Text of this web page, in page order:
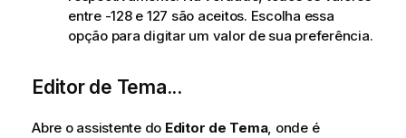
entre -128 e 127 são aceitos. Escolha essa
opção para digitar um valor de sua preferência.
Editor de Tema...
Abre o assistente do Editor de Tema, onde é